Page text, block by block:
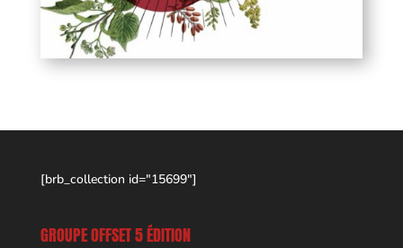
[brb_collection id="15699"]
GROUPE OFFSET 5 ÉDITION